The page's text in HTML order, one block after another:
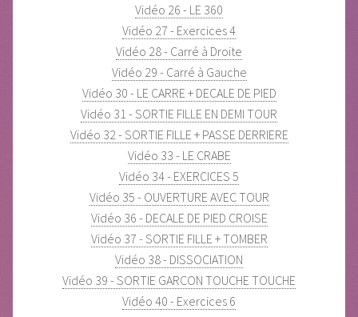
Vidéo 26 - LE 360
Vidéo 27 - Exercices 4
Vidéo 28 - Carré à Droite
Vidéo 29 - Carré à Gauche
Vidéo 30 - LE CARRE + DECALE DE PIED
Vidéo 31 - SORTIE FILLE EN DEMI TOUR
Vidéo 32 - SORTIE FILLE + PASSE DERRIERE
Vidéo 33 - LE CRABE
Vidéo 34 - EXERCICES 5
Vidéo 35 - OUVERTURE AVEC TOUR
Vidéo 36 - DECALE DE PIED CROISE
Vidéo 37 - SORTIE FILLE + TOMBER
Vidéo 38 - DISSOCIATION
Vidéo 39 - SORTIE GARCON TOUCHE TOUCHE
Vidéo 40 - Exercices 6